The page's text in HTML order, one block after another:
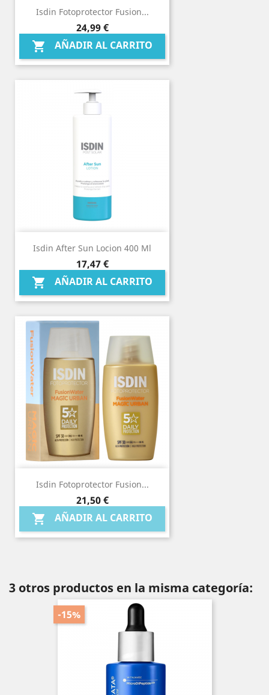
Isdin Fotoprotector Fusion...
Precio
24,99 €
 AÑADIR AL CARRITO
Isdin After Sun Locion 400 Ml
Precio
17,47 €
 AÑADIR AL CARRITO
Isdin Fotoprotector Fusion...
Precio
21,50 €
 AÑADIR AL CARRITO
3 otros productos en la misma categoría:
-15%